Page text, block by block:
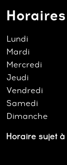
Horaires
Lundi
Mardi
Mercredi
Jeudi
Vendredi
Samedi
Dimanche
Horaire sujet